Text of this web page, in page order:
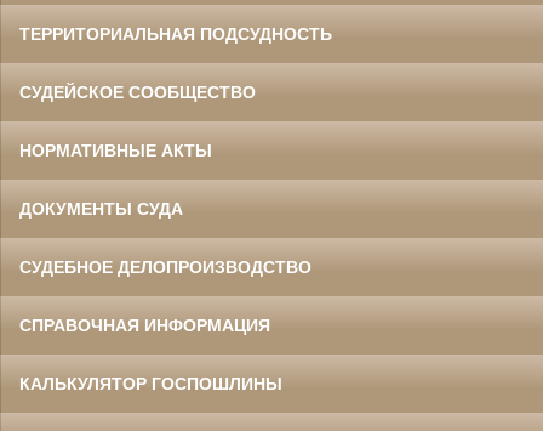
ТЕРРИТОРИАЛЬНАЯ ПОДСУДНОСТЬ
СУДЕЙСКОЕ СООБЩЕСТВО
НОРМАТИВНЫЕ АКТЫ
ДОКУМЕНТЫ СУДА
СУДЕБНОЕ ДЕЛОПРОИЗВОДСТВО
СПРАВОЧНАЯ ИНФОРМАЦИЯ
КАЛЬКУЛЯТОР ГОСПОШЛИНЫ